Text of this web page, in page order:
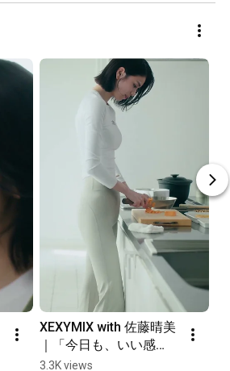
XEXYMIX with 佐藤晴美
｜「今日も、いい感
じ。」日常編 #xexymix
3.3K views